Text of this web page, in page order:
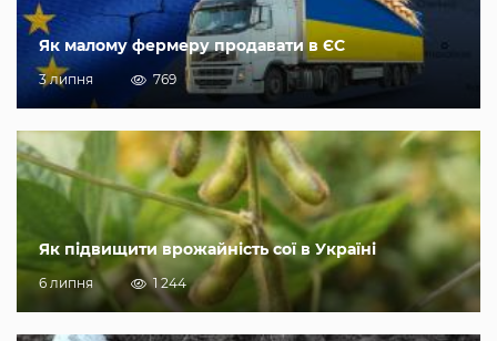
Як малому фермеру продавати в ЄС
3 липня 769
Як підвищити врожайність сої в Україні
6 липня 1 244